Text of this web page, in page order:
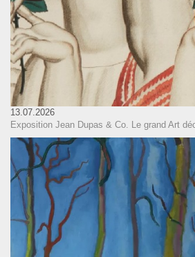
13.07.2026
Exposition Jean Dupas & Co. Le grand Art